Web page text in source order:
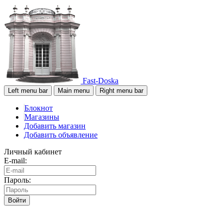
Fast-Doska
Left menu bar Main menu Right menu bar
Блокнот
Магазины
Добавить магазин
Добавить объявление
Личный кабинет
E-mail:
Пароль:
Войти